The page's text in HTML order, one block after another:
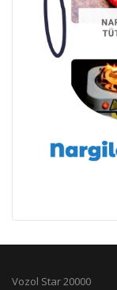
Vozol Star 20000